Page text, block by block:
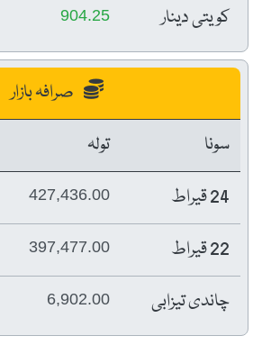
کویتی دینار 904.25
صرافہ بازار
سونا
تولہ
24 قیراط
427,436.00
22 قیراط 397,477.00
چاندی تیزابی 6,902.00